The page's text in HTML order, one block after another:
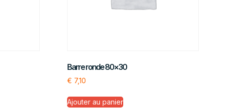
Barre ronde 80×30
€ 7,10
Ajouter au panier